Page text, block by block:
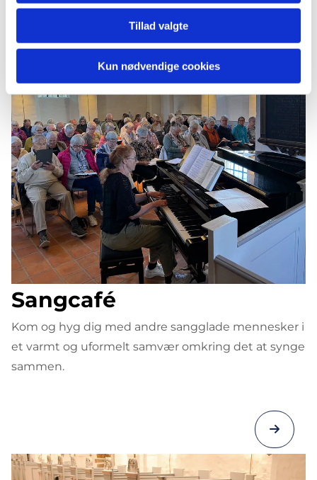
Tillad valgte
Kun nødvendige cookies
Sangcafé
Kom og hyg dig med andre sangglade mennesker i
et varmt og uformelt samvær omkring det at synge
sammen.